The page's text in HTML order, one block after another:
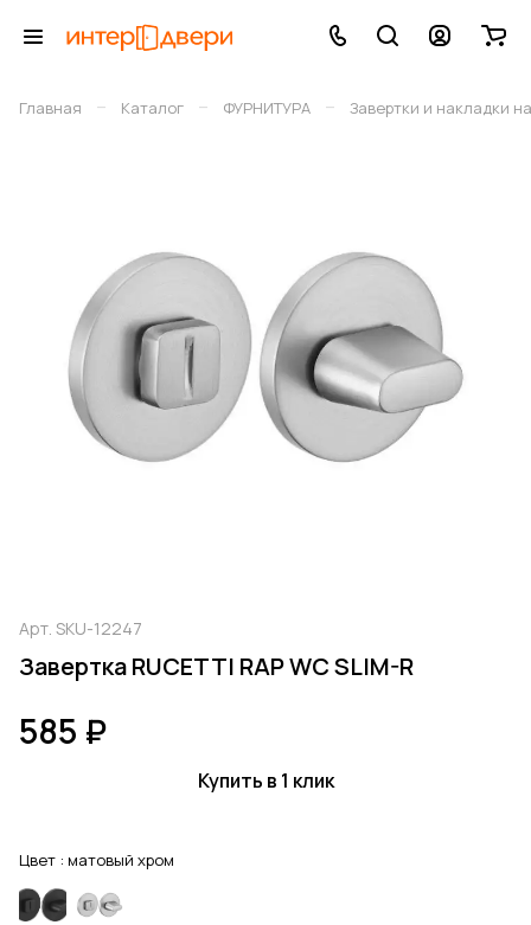
Главная – Каталог – ФУРНИТУРА – Завертки и накладки
Арт. SKU-12247
Завертка RUCETTI RAP WC SLIM-R
585 ₽
Купить в 1 клик
Цвет : матовый хром